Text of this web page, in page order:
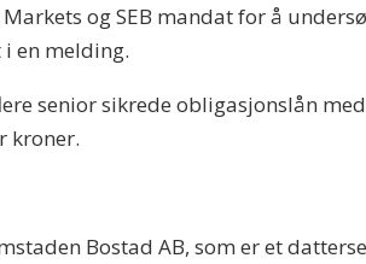
og SEB mandat for å
en melding.
senior sikrede obligasjonslån
kroner.
Bostad AB, som er et